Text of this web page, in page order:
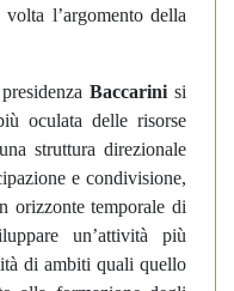
l’argomento della
Baccarinisi
oculata delle risorse
struttura direzionale
e condivisione,
orizzonte temporale di
un’attività più
di ambiti quali quello